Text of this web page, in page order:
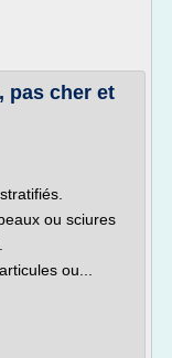
pas cher et
ou sciures
ou...